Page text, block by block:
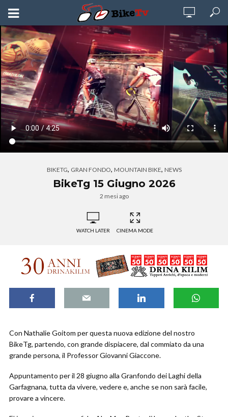
BIKETG, GRAN FONDO, MOUNTAIN BIKE, NEWS
BikeTg 15 Giugno 2026
2 mesi ago
WATCH LATER CINEMA MODE
Con Nathalie Goitom per questa nuova edizione del nostro
BikeTg, partendo, con grande dispiacere, dal commiato da una
grande persona, il Professor Giovanni Giaccone.
Appuntamento per il 28 giugno alla Granfondo dei Laghi della
Garfagnana, tutta da vivere, vedere e, anche se non sarà facile,
provare a vincere.